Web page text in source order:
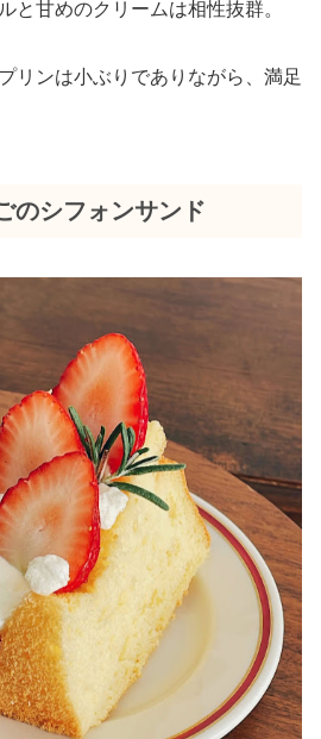
と甘めのクリームは相性抜群。
リンは小ぶりでありながら、満足
のシフォンサンド